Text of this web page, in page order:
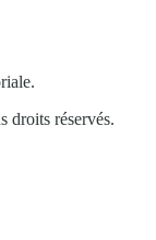
droits réservés.